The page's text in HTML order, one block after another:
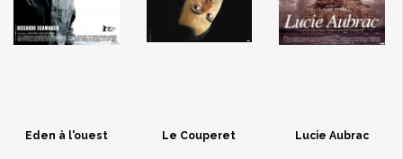
Eden à l'ouest Le Couperet Lucie Aubrac